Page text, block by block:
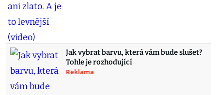
Jak vybrat barvu, která vám bude slušet?
Tohle je rozhodující
Reklama